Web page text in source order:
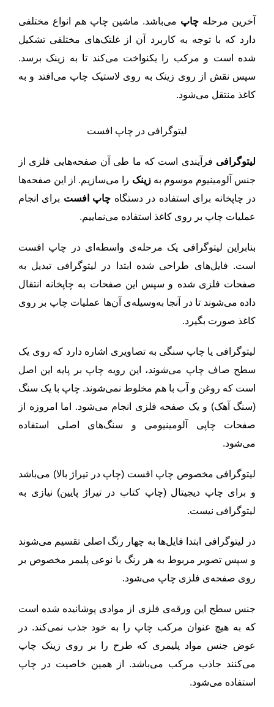
آخرین مرحله چاپ می‌باشد. ماشین چاپ هم انواع مختلفی
دارد که با توجه به کاربرد آن از غلتک‌های مختلفی تشکیل
شده است و مرکب را یکنواخت می‌کند تا به زینک برسد.
سپس نقش از روی زینک به روی لاستیک چاپ می‌افتد و به
کاغذ منتقل می‌شود.
لیتوگرافی در چاپ افست
لیتوگرافی فرآیندی است که ما طی آن صفحه‌هایی فلزی از
جنس آلومینیوم موسوم بهزینک را می‌سازیم. از این صفحه‌ها
در چاپخانه برای استفاده در دستگاه چاپ افست برای انجام
عملیات چاپ بر روی کاغذ استفاده می‌نماییم.
بنابراین لیتوگرافی یک مرحله‌ی واسطه‌ای در چاپ افست
است. فایل‌های طراحی شده ابتدا در لیتوگرافی تبدیل به
صفحات فلزی شده و سپس این صفحات به چاپخانه انتقال
داده می‌شوند تا در آنجا به‌وسیله‌ی آن‌ها عملیات چاپ بر روی
کاغذ صورت بگیرد.
لیتوگرافی یا چاپ سنگی به تصاویری اشاره دارد که روی یک
سطح صاف چاپ می‌شوند، این رویه چاپ بر پایه این اصل
است که روغن و آب با هم مخلوط نمی‌شوند. چاپ با یک سنگ
(سنگ آهک) و یک صفحه فلزی انجام می‌شود. اما امروزه از
صفحات چاپی آلومینیومی و سنگ‌های اصلی استفاده
می‌شود.
لیتوگرافی مخصوص چاپ افست (چاپ در تیراژ بالا) می‌باشد
و برای چاپ دیجیتال (چاپ کتاب در تیراژ پایین) نیازی به
لیتوگرافی نیست.
در لیتوگرافی ابتدا فایل‌ها به چهار رنگ اصلی تقسیم می‌شوند
و سپس تصویر مربوط به هر رنگ با نوعی پلیمر مخصوص بر
روی صفحه‌ی فلزی چاپ می‌شود.
جنس سطح این ورقه‌ی فلزی از موادی پوشانیده شده است
که به هیچ عنوان مرکب چاپ را به خود جذب نمی‌کند. در
عوض جنس مواد پلیمری که طرح را بر روی زینک چاپ
می‌کنند جاذب مرکب می‌باشد. از همین خاصیت در چاپ
استفاده می‌شود.